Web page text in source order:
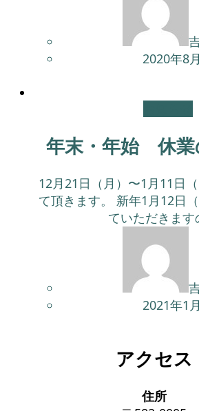
2020年8
年末・年始 休業
12月21日（月）〜1月11日
て頂きます。 新年1月12日
ていただきま
2021年1
アクセス
住所